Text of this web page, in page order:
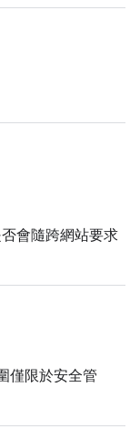
會隨跨網站要求
僅限於安全管